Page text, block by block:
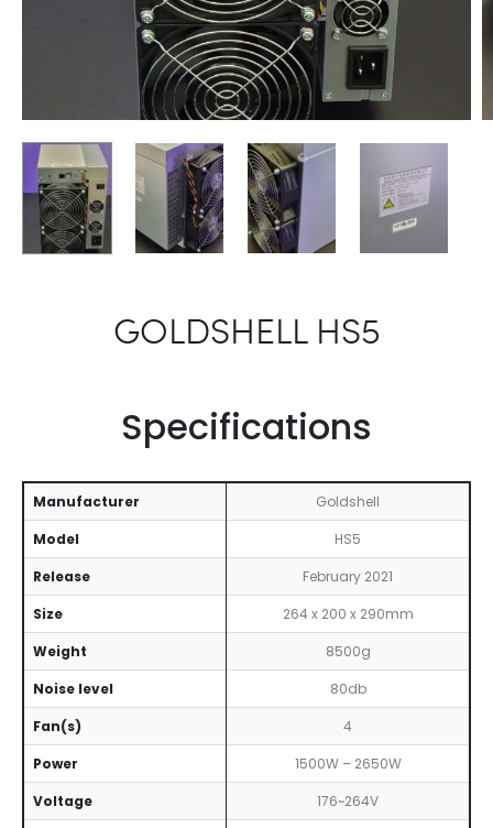
GOLDSHELL HS5
Specifications
Manufacturer
Goldshell
Model
HS5
Release
February 2021
Size
264 x 200 x 290mm
Weight
8500g
Noise level
80db
Fan(s)
4
Power
1500W – 2650W
Voltage
176~264V